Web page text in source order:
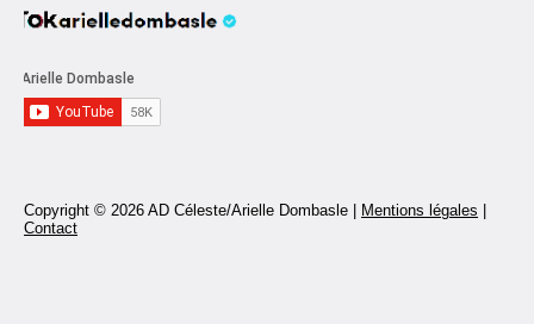
Copyright © 2026 AD Céleste/Arielle Dombasle | Mentions légales
Contact